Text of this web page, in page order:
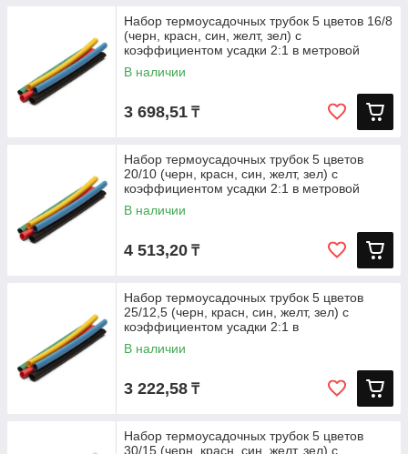
Набор термоусадочных трубок 5 цветов 16/8
(черн, красн, син, желт, зел) с
коэффициентом усадки 2:1 в метровой
В наличии
3 698,51 ₸
Набор термоусадочных трубок 5 цветов
20/10 (черн, красн, син, желт, зел) с
коэффициентом усадки 2:1 в метровой
В наличии
4 513,20 ₸
Набор термоусадочных трубок 5 цветов
25/12,5 (черн, красн, син, желт, зел) с
коэффициентом усадки 2:1 в
В наличии
3 222,58 ₸
Набор термоусадочных трубок 5 цветов
30/15 (черн, красн, син, желт, зел) с